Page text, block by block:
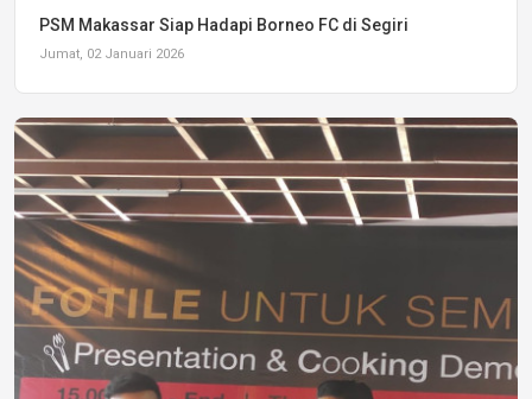
PSM Makassar Siap Hadapi Borneo FC di Segiri
Jumat, 02 Januari 2026